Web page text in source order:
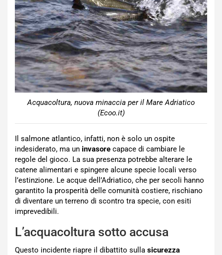
Acquacoltura, nuova minaccia per il Mare Adriatico
(Ecoo.it)
Il salmone atlantico, infatti, non è solo un ospite
indesiderato, ma un invasore capace di cambiare le
regole del gioco. La sua presenza potrebbe alterare le
catene alimentari e spingere alcune specie locali verso
l’estinzione. Le acque dell’Adriatico, che per secoli hanno
garantito la prosperità delle comunità costiere, rischiano
di diventare un terreno di scontro tra specie, con esiti
imprevedibili.
L’acquacoltura sotto accusa
Questo incidente riapre il dibattito sulla sicurezza